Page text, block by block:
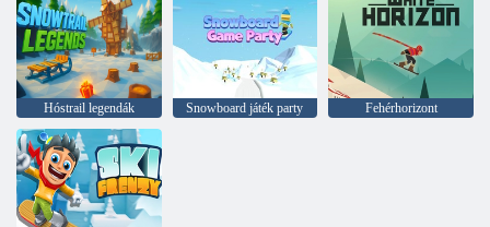
Hóstrail legendák Snowboard játék party Fehérhorizont